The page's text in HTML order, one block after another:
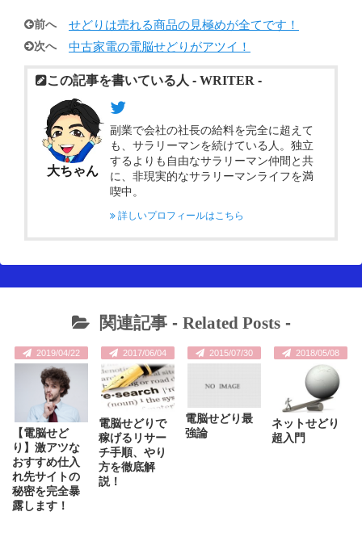
前へ せどりは売れる商品の見極めが全てです！
次へ 中古家電の電脳せどりがアツイ！
この記事を書いている人 - WRITER -
大ちゃん
副業で会社の社長の給料を完全に超えて
も、サラリーマンを続けている人。独立
するよりも自由なサラリーマン仲間と共
に、非現実的なサラリーマンライフを満
喫中。
詳しいプロフィールはこちら
関連記事 - Related Posts-
2019/04/22
【電脳せど
り】激アツな
おすすめ仕入
れ先サイトの
秘密を完全暴
露します！
2017/06/04
電脳せどりで
稼げるリサー
チ手順、やり
方を徹底解
説！
2015/07/30
電脳せどり最
強論
2018/05/08
ネットせどり
超入門